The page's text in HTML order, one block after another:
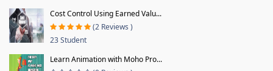
Cost Control Using Earned Valu...
(2 Reviews )
23 Student
Learn Animation with Moho Pro...